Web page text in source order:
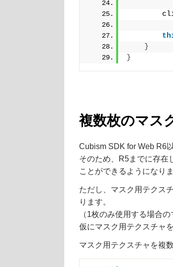
}
}
複数枚のマス
Cubism SDK for Web R6
そのため、R5までに存在
ことができるようになりま
ただし、マスク用テクス
ります。
（1枚のみ使用する場合
仮にマスク用テクスチャ
マスク用テクスチャを複